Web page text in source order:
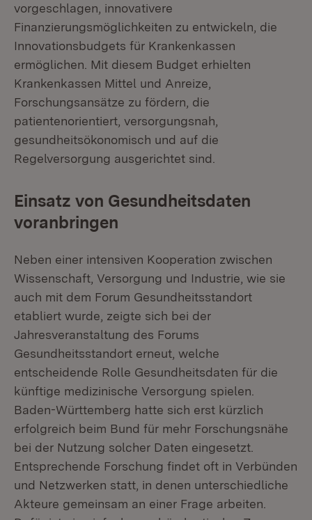
vorgeschlagen, innovativere
Finanzierungsmöglichkeiten zu entwickeln, die
Innovationsbudgets für Krankenkassen
ermöglichen. Mit diesem Budget erhielten
Krankenkassen Mittel und Anreize,
Forschungsansätze zu fördern, die
patientenorientiert, versorgungsnah,
gesundheitsökonomisch und auf die
Regelversorgung ausgerichtet sind.
Einsatz von Gesundheitsdaten
voranbringen
Neben einer intensiven Kooperation zwischen
Wissenschaft, Versorgung und Industrie, wie sie
auch mit dem Forum Gesundheitsstandort
etabliert wurde, zeigte sich bei der
Jahresveranstaltung des Forums
Gesundheitsstandort erneut, welche
entscheidende Rolle Gesundheitsdaten für die
künftige medizinische Versorgung spielen.
Baden-Württemberg hatte sich erst kürzlich
erfolgreich beim Bund für mehr Forschungsnähe
bei der Nutzung solcher Daten eingesetzt.
Entsprechende Forschung findet oft in Verbünden
und Netzwerken statt, in denen unterschiedliche
Akteure gemeinsam an einer Frage arbeiten.